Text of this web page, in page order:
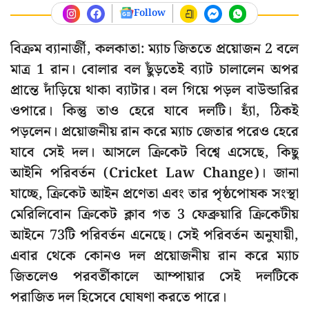
Follow
বিক্রম ব্যানার্জী, কলকাতা: ম্যাচ জিততে প্রয়োজন 2 বলে
মাত্র 1 রান। বোলার বল ছুঁড়তেই ব্যাট চালালেন অপর
প্রান্তে দাঁড়িয়ে থাকা ব্যাটার। বল গিয়ে পড়ল বাউন্ডারির
ওপারে। কিন্তু তাও হেরে যাবে দলটি। হ্যাঁ, ঠিকই
পড়লেন। প্রয়োজনীয় রান করে ম্যাচ জেতার পরেও হেরে
যাবে সেই দল। আসলে ক্রিকেট বিশ্বে এসেছে, কিছু
আইনি পরিবর্তন (Cricket Law Change)। জানা
যাচ্ছে, ক্রিকেট আইন প্রণেতা এবং তার পৃষ্ঠপোষক সংস্থা
মেরিলিবোন ক্রিকেট ক্লাব গত 3 ফেব্রুয়ারি ক্রিকেটীয়
আইনে 73টি পরিবর্তন এনেছে। সেই পরিবর্তন অনুযায়ী,
এবার থেকে কোনও দল প্রয়োজনীয় রান করে ম্যাচ
জিতলেও পরবর্তীকালে আম্পায়ার সেই দলটিকে
পরাজিত দল হিসেবে ঘোষণা করতে পারে।